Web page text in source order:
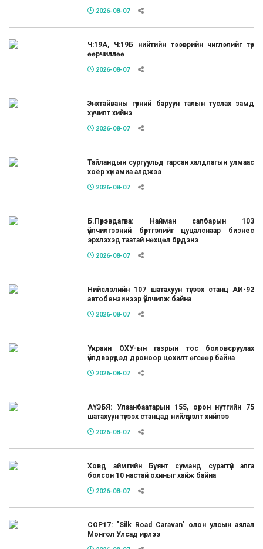
2026-08-07
Ч:19А, Ч:19Б нийтийн тээврийн чиглэлийг түр
өөрчиллөө
2026-08-07
Энхтайваны гүүрний баруун талын туслах замд
хучилт хийнэ
2026-08-07
Тайландын сургуульд гарсан халдлагын улмаас
хоёр хүн амиа алджээ
2026-08-07
Б.Пүрэвдагва: Найман салбарын 103
үйлчилгээний бүртгэлийг цуцалснаар бизнес
эрхлэхэд таатай нөхцөл бүрдэнэ
2026-08-07
Нийслэлийн 107 шатахуун түгээх станц АИ-92
автобензинээр үйлчилж байна
2026-08-07
Украин ОХУ-ын газрын тос боловсруулах
үйлдвэрүүдэд дроноор цохилт өгсөөр байна
2026-08-07
АҮЭБЯ: Улаанбаатарын 155, орон нутгийн 75
шатахуун түгээх станцад нийлүүлэлт хийлээ
2026-08-07
Ховд аймгийн Буянт суманд сураггүй алга
болсон 10 настай охиныг хайж байна
2026-08-07
COP17: "Silk Road Caravan" олон улсын аялал
Монгол Улсад ирлээ